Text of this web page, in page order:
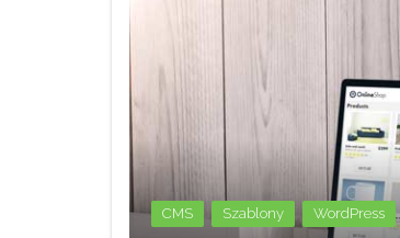
CMS , Szablony WordPress